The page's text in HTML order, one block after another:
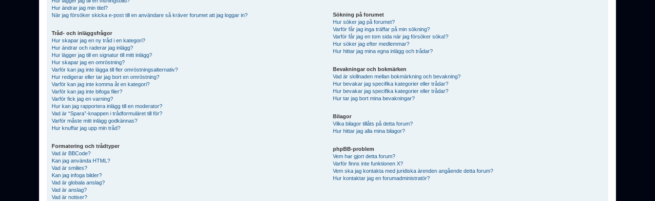
Hur ändrar jag min titel?
När jag försöker skicka e-post till en användare så kräver forumet att jag loggar in?
Tråd- och inläggsfrågor
Hur skapar jag en ny tråd i en kategori?
Hur ändrar och raderar jag inlägg?
Hur lägger jag till en signatur till mitt inlägg?
Hur skapar jag en omröstning?
Varför kan jag inte lägga till fler omröstningsalternativ?
Hur redigerar eller tar jag bort en omröstning?
Varför kan jag inte komma åt en kategori?
Varför kan jag inte bifoga filer?
Varför fick jag en varning?
Hur kan jag rapportera inlägg till en moderator?
Vad är “Spara”-knappen i trådformuläret till för?
Varför måste mitt inlägg godkännas?
Hur knuffar jag upp min tråd?
Formatering och trådtyper
Vad är BBCode?
Kan jag använda HTML?
Vad är smilies?
Kan jag infoga bilder?
Vad är globala anslag?
Vad är anslag?
Vad är notiser?
Sökning på forumet
Hur söker jag på forumet?
Varför får jag inga träffar på min sökning?
Varför får jag en tom sida när jag försöker söka!?
Hur söker jag efter medlemmar?
Hur hittar jag mina egna inlägg och trådar?
Bevakningar och bokmärken
Vad är skillnaden mellan bokmärkning och bevakning?
Hur bevakar jag specifika kategorier eller trådar?
Hur bevakar jag specifika kategorier eller trådar?
Hur tar jag bort mina bevakningar?
Bilagor
Vilka bilagor tillåts på detta forum?
Hur hittar jag alla mina bilagor?
phpBB-problem
Vem har gjort detta forum?
Varför finns inte funktionen X?
Vem ska jag kontakta med juridiska ärenden angående detta forum?
Hur kontaktar jag en forumadministratör?